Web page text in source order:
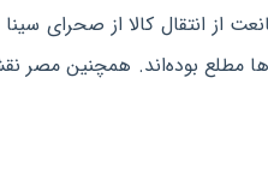
از انتقال كالا از صحرای
از زمان حمله اسراییلی‌ها مطلع بوده‌اند.